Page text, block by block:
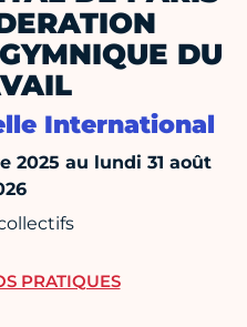
DU
International
2025 au lundi 31 août
PRATIQUES